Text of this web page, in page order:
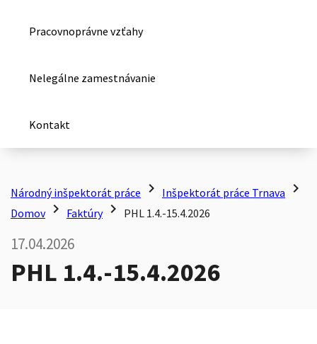
Pracovnoprávne vzťahy
Nelegálne zamestnávanie
Kontakt
Národný inšpektorát práce chevron_right Inšpektorát práce Trnava chevron_right
Domov chevron_right Faktúry chevron_right PHL 1.4.-15.4.2026
17.04.2026
PHL 1.4.-15.4.2026